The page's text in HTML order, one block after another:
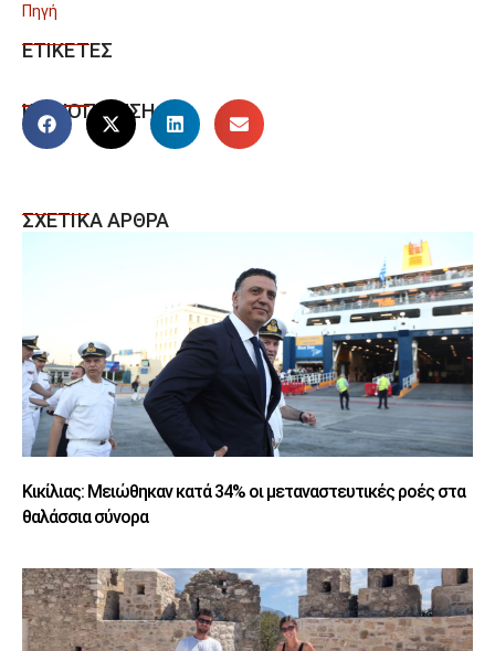
Πηγή
ΕΤΙΚΕΤΕΣ
ΚΟΙΝΟΠΟΙΗΣΗ
ΣΧΕΤΙΚΑ ΑΡΘΡΑ
Κικίλιας: Μειώθηκαν κατά 34% οι μεταναστευτικές ροές στα
θαλάσσια σύνορα